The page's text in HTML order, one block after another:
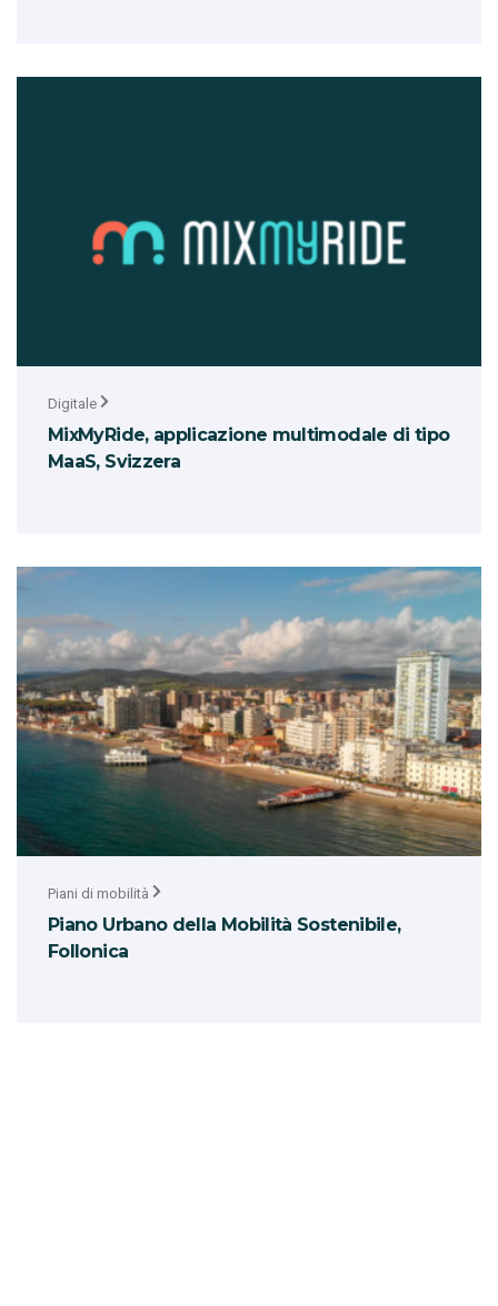
Digitale
MixMyRide, applicazione multimodale di tipo
MaaS, Svizzera
Piani di mobilità
Piano Urbano della Mobilità Sostenibile,
Follonica